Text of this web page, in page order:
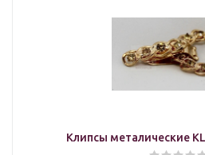
Клипсы металические